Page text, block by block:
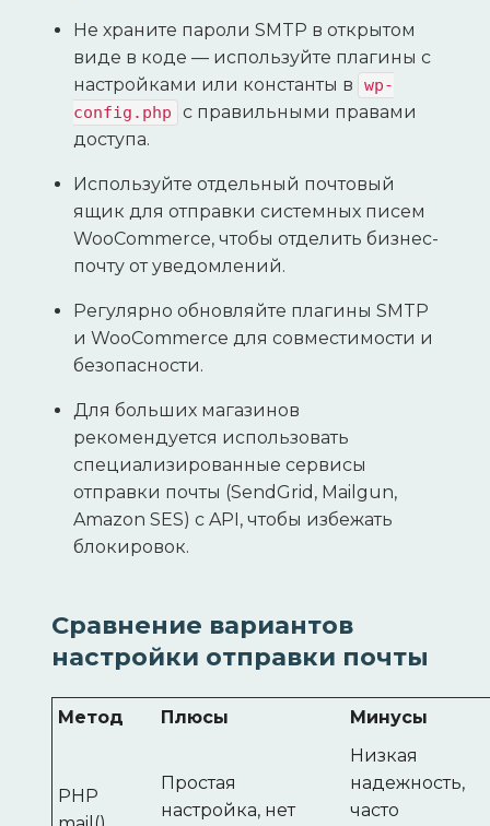
Не храните пароли SMTP в открытом
виде в коде — используйте плагины с
настройками или константы в
wp-
config.php
с правильными правами
доступа.
Используйте отдельный почтовый
ящик для отправки системных писем
WooCommerce, чтобы отделить бизнес-
почту от уведомлений.
Регулярно обновляйте плагины SMTP
и WooCommerce для совместимости и
безопасности.
Для больших магазинов
рекомендуется использовать
специализированные сервисы
отправки почты (SendGrid, Mailgun,
Amazon SES) с API, чтобы избежать
блокировок.
Сравнение вариантов
настройки отправки почты
Метод Плюсы Минусы
PHP
Простая
настройка, нет
Низкая
надежность,
часто